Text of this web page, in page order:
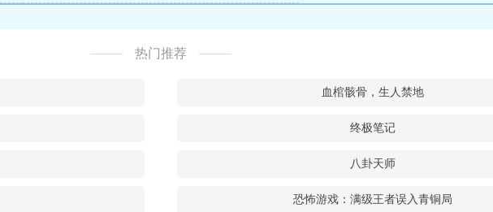
热门推荐
血棺骸骨，生人禁地
终极笔记
八卦天师
恐怖游戏：满级王者误入青铜局